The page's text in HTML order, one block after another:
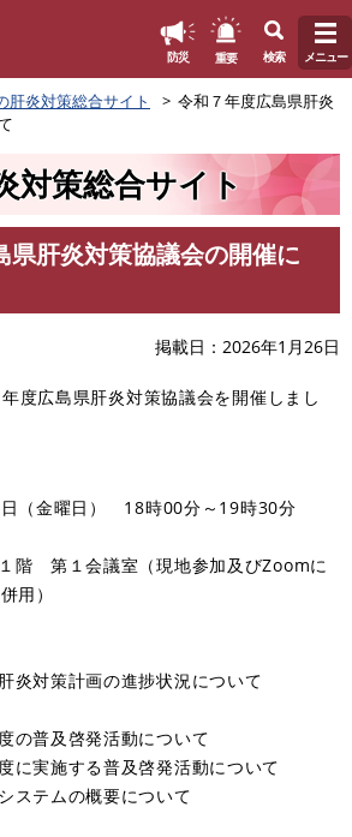
防災 重要 検索 メニュー
肝炎対策総合サイト
令和７年度広島県肝炎
対策総合サイト
県肝炎対策協議会の開催に
掲載日 2026年1月26日
度広島県肝炎対策協議会を開催しまし
（金曜日） 18時00分～19時30分
階 第１会議室（現地参加及びZoomに
用）
炎対策計画の進捗状況について
普及啓発活動について
実施する普及啓発活動について
テムの概要について